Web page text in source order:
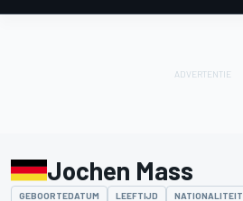
Jochen Mass
GEBOORTEDATUM LEEFTIJD NATIONALITEIT